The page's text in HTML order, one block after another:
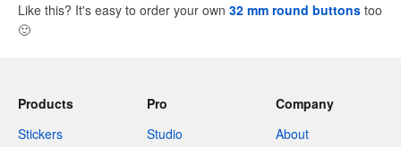
Like this? It's easy to order your own 32 mm round buttons too
🙂
Products
Stickers
Pro
Studio
Company
About